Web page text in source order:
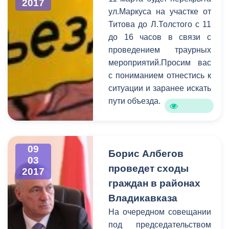
которыми пришли
горожане, к разговору
были приглашены
руководители структурных
подразделений АМС.
Самыми актуальными в
ходе приема стали
коммунальные и
жилищные проблемы,
начинающих
предпринимателей, а
также благоустройство
2017
ул.Маркуса на участке от
Титова до Л.Толстого с 11
до 16 часов в связи с
проведением траурных
мероприятий.Просим вас
с пониманием отнестись к
ситуации и заранее искать
пути объезда.
09
03
2017
Борис Албегов
проведет сходы
граждан в районах
Владикавказа
На очередном совещании
под председательством